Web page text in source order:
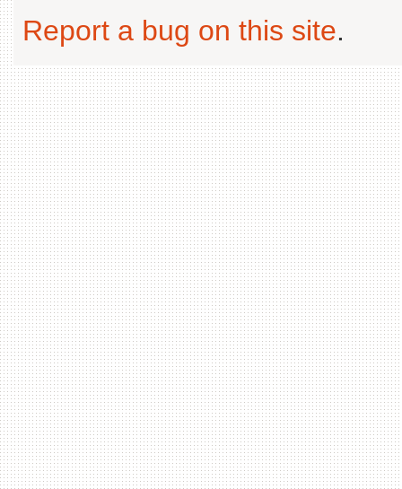
Report a bug on this site.